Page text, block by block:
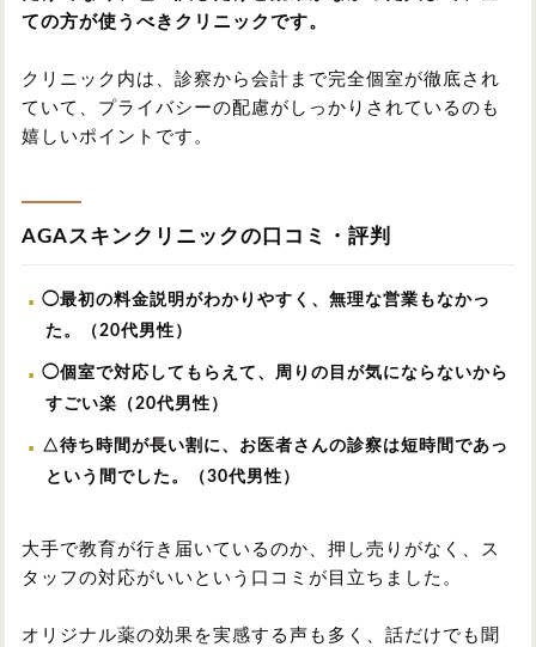
ての方が使うべきクリニックです。
クリニック内は、診察から会計まで完全個室が徹底され
ていて、プライバシーの配慮がしっかりされているのも
嬉しいポイントです。
AGAスキンクリニックの口コミ・評判
◯最初の料金説明がわかりやすく、無理な営業もなかっ
た。（20代男性）
◯個室で対応してもらえて、周りの目が気にならないから
すごい楽（20代男性）
△待ち時間が長い割に、お医者さんの診察は短時間であっ
という間でした。（30代男性）
大手で教育が行き届いているのか、押し売りがなく、ス
タッフの対応がいいという口コミが目立ちました。
オリジナル薬の効果を実感する声も多く、話だけでも聞